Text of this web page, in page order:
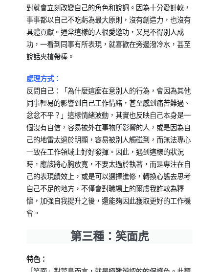
對就會立刻改變自己的角色和說詞。因為十分愛計較，
事事都以自己不吃虧為最大原則，沒有創造力，也沒有
具體貢獻。通常這樣的人很愛邀功，又見不得別人成
功，一看到同事有所表現，就喜歡在旁邊潑冷水，甚至
說話夾槍帶棒。
處理方式：
反問自己：「為什麼這麼在意別人的行為，會因為其他
同事輕易的影響到自己工作情緒，甚至感到痛苦難過、
忿忿不平？」這樣情緒波動，其實也反映自己本身是一
個沒有自信，容易被外在事物所影響的人，或是因為自
己的地雷太過於明顯，容易被別人觸碰到，而無法專心
一致在工作領域上好好發揮。因此，遇到這樣的狀況
時，應該將心胸放寛，不要太過於執著，而是專注在自
己的表現績效上，或是可以選擇進修，轉換心態去思考
自己不足的地方，不僅會對職場上的爾虞我詐較為釋
懷，加強自我提升之後，還能夠因此獲取更好的工作機
會。
第三種：笑面虎
特色：